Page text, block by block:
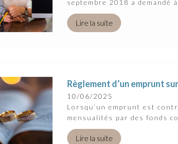
septembre 2018 a demandé
Lire la suite
Règlement d’un emprunt
10/06/2025
Lorsqu’un emprunt est
mensualités par des fonds
Lire la suite